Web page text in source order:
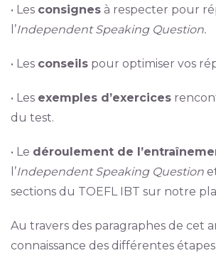
• Les consignesà respecter pour
l’Independent Speaking Question.
• Les conseilspour optimiser vos
• Les exemples d’exercices
du test.
• Le déroulement de
l’Independent Speaking Question
sections du TOEFL IBT sur notre
Au travers des paragraphes de cet
connaissance des différentes